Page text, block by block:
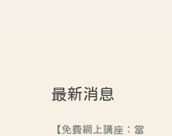
最新消息
【免費網上講座：當